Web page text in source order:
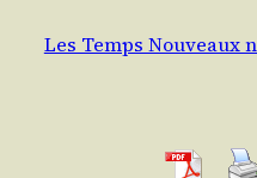
Les Temps Nouveaux